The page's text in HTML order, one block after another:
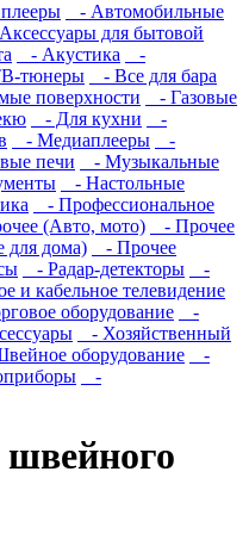
- Автомобильные
для бытовой
- Акустика
-
тюнеры
- Все для бара
поверхности
- Газовые
- Для кухни
-
- Медиаплееры
-
печи
- Музыкальные
- Настольные
- Профессиональное
(Авто, мото)
- Прочее
для дома)
- Прочее
- Радар-детекторы
-
и кабельное телевидение
оборудование
-
- Хозяйственный
оборудование
-
-